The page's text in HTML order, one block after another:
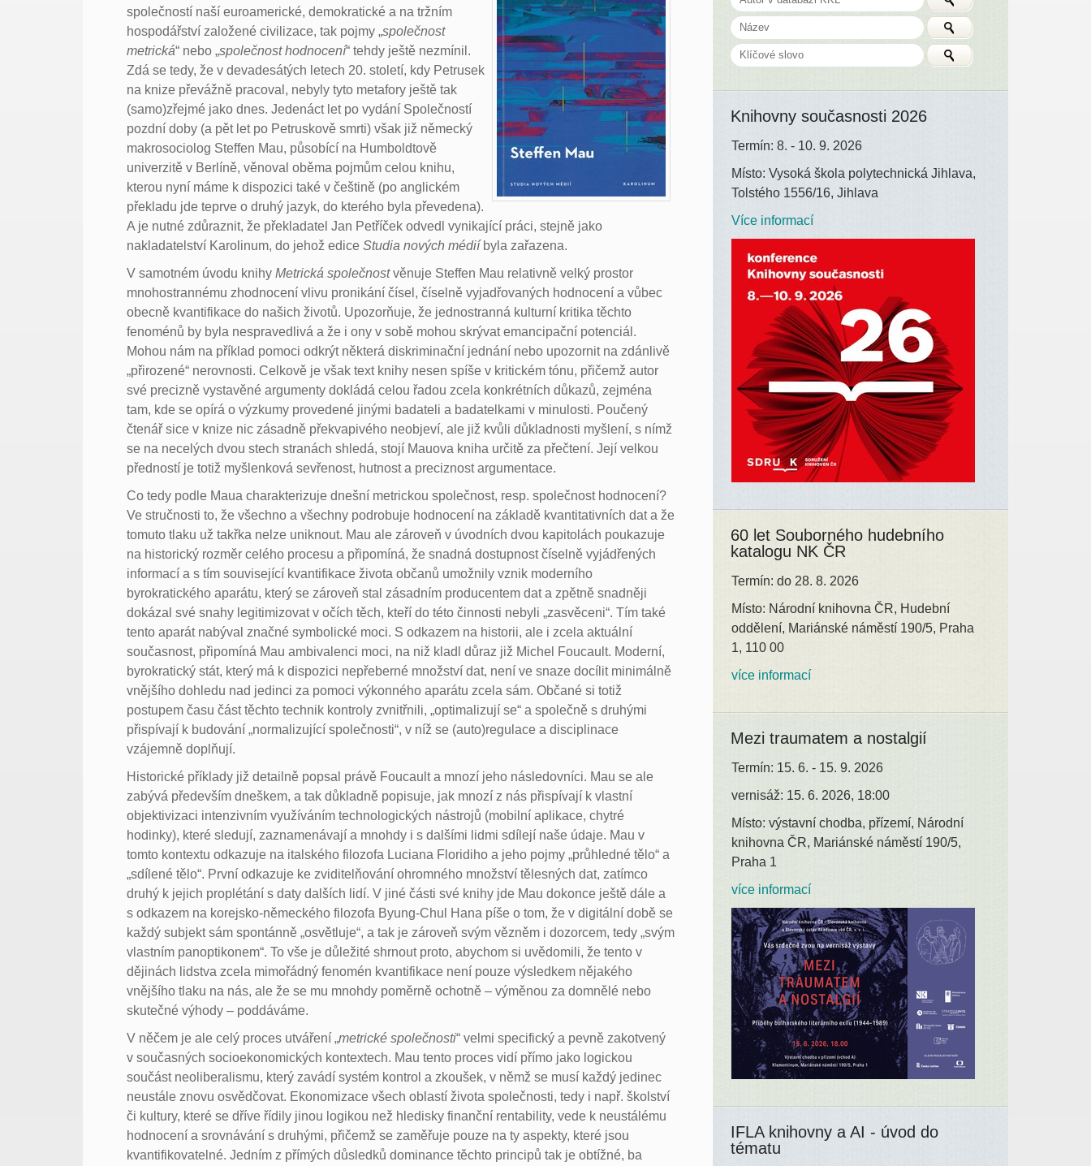
společností naší euroamerické, demokratické a na tržním
hospodářství založené civilizace, tak pojmy „společnost
metrická“ nebo „společnost hodnocení“ tehdy ještě nezmínil.
Zdá se tedy, že v devadesátých letech 20. století, kdy Petrusek
na knize převážně pracoval, nebyly tyto metafory ještě tak
(samo)zřejmé jako dnes. Jedenáct let po vydání Společností
pozdní doby (a pět let po Petruskově smrti) však již německý
makrosociolog Steffen Mau, působící na Humboldtově
univerzitě v Berlíně, věnoval oběma pojmům celou knihu,
kterou nyní máme k dispozici také v češtině (po anglickém
překladu jde teprve o druhý jazyk, do kterého byla převedena).
A je nutné zdůraznit, že překladatel Jan Petříček odvedl vynikající práci, stejně jako
nakladatelství Karolinum, do jehož ediceStudia nových médiíbyla zařazena.
V samotném úvodu knihyMetrická společnostvěnuje Steffen Mau relativně velký prostor
mnohostrannému zhodnocení vlivu pronikání čísel, číselně vyjadřovaných hodnocení a vůbec
obecně kvantifikace do našich životů. Upozorňuje, že jednostranná kulturní kritika těchto
fenoménů by byla nespravedlivá a že i ony v sobě mohou skrývat emancipační potenciál.
Mohou nám na příklad pomoci odkrýt některá diskriminační jednání nebo upozornit na zdánlivě
„přirozené“ nerovnosti. Celkově je však text knihy nesen spíše v kritickém tónu, přičemž autor
své precizně vystavěné argumenty dokládá celou řadou zcela konkrétních důkazů, zejména
tam, kde se opírá o výzkumy provedené jinými badateli a badatelkami v minulosti. Poučený
čtenář sice v knize nic zásadně překvapivého neobjeví, ale již kvůli důkladnosti myšlení, s nímž
se na necelých dvou stech stranách shledá, stojí Mauova kniha určitě za přečtení. Její velkou
předností je totiž myšlenková sevřenost, hutnost a preciznost argumentace.
Co tedy podle Maua charakterizuje dnešní metrickou společnost, resp. společnost hodnocení?
Ve stručnosti to, že všechno a všechny podrobuje hodnocení na základě kvantitativních dat a že
tomuto tlaku už takřka nelze uniknout. Mau ale zároveň v úvodních dvou kapitolách poukazuje
na historický rozměr celého procesu a připomíná, že snadná dostupnost číselně vyjádřených
informací a s tím související kvantifikace života občanů umožnily vznik moderního
byrokratického aparátu, který se zároveň stal zásadním producentem dat a zpětně snadněji
dokázal své snahy legitimizovat v očích těch, kteří do této činnosti nebyli „zasvěceni“. Tím také
tento aparát nabýval značné symbolické moci. S odkazem na historii, ale i zcela aktuální
současnost, připomíná Mau ambivalenci moci, na niž kladl důraz již Michel Foucault. Moderní,
byrokratický stát, který má k dispozici nepřeberné množství dat, není ve snaze docílit minimálně
vnějšího dohledu nad jedinci za pomoci výkonného aparátu zcela sám. Občané si totiž
postupem času část těchto technik kontroly zvnitřnili, „optimalizují se“ a společně s druhými
přispívají k budování „normalizující společnosti“, v níž se (auto)regulace a disciplinace
vzájemně doplňují.
Historické příklady již detailně popsal právě Foucault a mnozí jeho následovníci. Mau se ale
zabývá především dneškem, a tak důkladně popisuje, jak mnozí z nás přispívají k vlastní
objektivizaci intenzivním využíváním technologických nástrojů (mobilní aplikace, chytré
hodinky), které sledují, zaznamenávají a mnohdy i s dalšími lidmi sdílejí naše údaje. Mau v
tomto kontextu odkazuje na italského filozofa Luciana Floridiho a jeho pojmy „průhledné tělo“ a
„sdílené tělo“. První odkazuje ke zviditelňování ohromného množství tělesných dat, zatímco
druhý k jejich proplétání s daty dalších lidí. V jiné části své knihy jde Mau dokonce ještě dále a
s odkazem na korejsko-německého filozofa Byung-Chul Hana píše o tom, že v digitální době se
každý subjekt sám spontánně „osvětluje“, a tak je zároveň svým vězněm i dozorcem, tedy „svým
vlastním panoptikonem“. To vše je důležité shrnout proto, abychom si uvědomili, že tento v
dějinách lidstva zcela mimořádný fenomén kvantifikace není pouze výsledkem nějakého
vnějšího tlaku na nás, ale že se mu mnohdy poměrně ochotně – výměnou za domnělé nebo
skutečné výhody – poddáváme.
V něčem je ale celý proces utváření „metrické společnosti“ velmi specifický a pevně zakotvený
v současných socioekonomických kontextech. Mau tento proces vidí přímo jako logickou
součást neoliberalismu, který zavádí systém kontrol a zkoušek, v němž se musí každý jedinec
neustále znovu osvědčovat. Ekonomizace všech oblastí života společnosti, tedy i např. školství
či kultury, které se dříve řídily jinou logikou než hledisky finanční rentability, vede k neustálému
hodnocení a srovnávání s druhými, přičemž se zaměřuje pouze na ty aspekty, které jsou
kvantifikovatelné. Jedním z přímých důsledků dominance těchto principů tak je obtížné, ba
Knihovny současnosti 2026
Termín: 8. - 10. 9. 2026
Místo: Vysoká škola polytechnická Jihlava,
Tolstého 1556/16, Jihlava
Více informací
60 let Souborného hudebního
katalogu NK ČR
Termín: do 28. 8. 2026
Místo: Národní knihovna ČR, Hudební
oddělení, Mariánské náměstí 190/5, Praha
1, 110 00
více informací
Mezi traumatem a nostalgií
Termín: 15. 6. - 15. 9. 2026
vernisáž: 15. 6. 2026, 18:00
Místo: výstavní chodba, přízemí, Národní
knihovna ČR, Mariánské náměstí 190/5,
Praha 1
více informací
IFLA knihovny a AI - úvod do
tématu